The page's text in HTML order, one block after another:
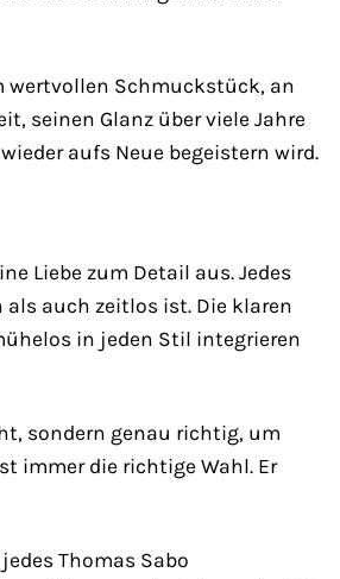
wertvollen Schmuckstück, an
seinen Glanz über viele Jahre
aufs Neue begeistern wird.
Liebe zum Detail aus. Jedes
auch zeitlos ist. Die klaren
in jeden Stil integrieren
sondern genau richtig, um
immer die richtige Wahl. Er
Thomas Sabo